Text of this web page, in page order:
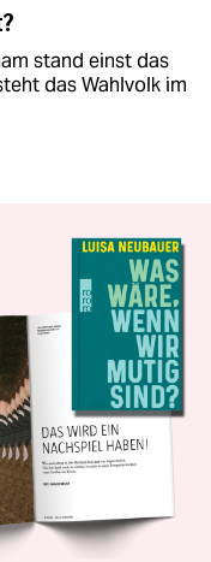
stand einst das
das Wahlvolk im